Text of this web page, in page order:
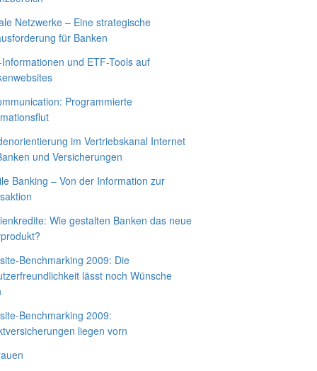
Netzwerke – Eine strategische
für Banken
und ETF-Tools auf
Programmierte
im Vertriebskanal Internet
und Versicherungen
Banking – Von der Information zur
Wie gestalten Banken das neue
Benchmarking 2009: Die
lässt noch Wünsche
Benchmarking 2009:
liegen vorn